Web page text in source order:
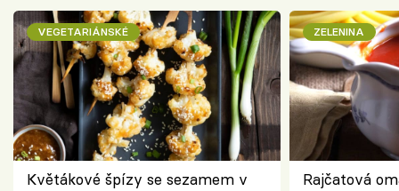
VEGETARIÁNSKÉ
Květákové špízy se sezamem v
ZELENINA
Rajčatová